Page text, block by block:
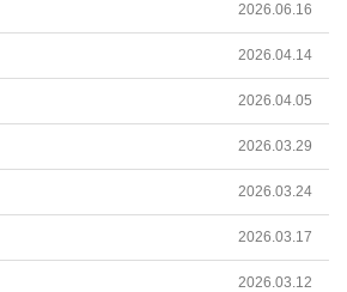
2026.06.16
2026.04.14
2026.04.05
2026.03.29
2026.03.24
2026.03.17
2026.03.12